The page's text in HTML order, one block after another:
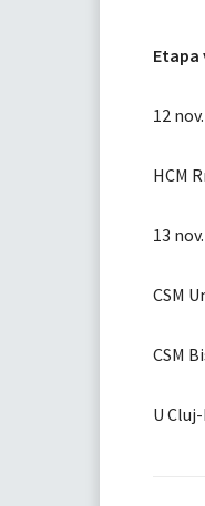
Etapa
12
HCM
13
CSM
CSM
U